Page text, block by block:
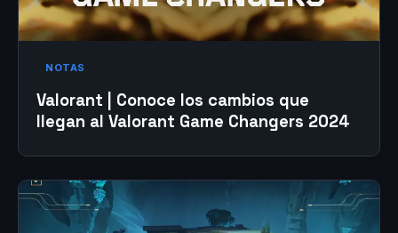
NOTAS
Valorant | Conoce los cambios que
llegan al Valorant Game Changers 2024